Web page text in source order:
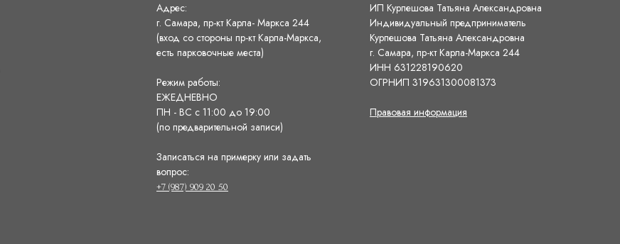
Адрес:
г. Самара, пр-кт Карла- Маркса 244
(вход со стороны пр-кт Карла-Маркса,
есть парковочные места)
Режим работы:
ЕЖЕДНЕВНО
ПН - ВС с 11:00 до 19:00
(по предварительной записи)
Записаться на примерку или задать
вопрос:
+7 (987) 909 20 50
ИП Курпешова Татьяна Александровна
Индивидуальный предприниматель
Курпешова Татьяна Александровна
г. Самара, пр-кт Карла-Маркса 244
ИНН 631228190620
ОГРНИП 319631300081373
Правовая информация